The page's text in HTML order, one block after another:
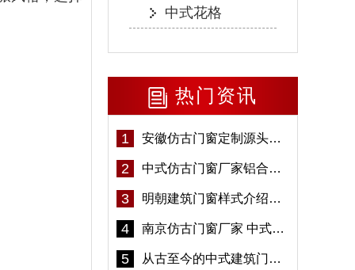
中式花格
热门资讯
1 安徽仿古门窗定制源头厂家 好打理免维护-冠墅阳光
2 中式仿古门窗厂家铝合金仿古门窗定制 5年质保
3 明朝建筑门窗样式介绍——冠墅阳光
4 南京仿古门窗厂家 中式仿古门窗定制 节能防水
5 从古至今的中式建筑门窗到底有多美「冠墅阳光」